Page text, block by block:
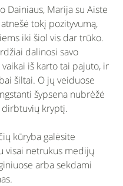
Dainiaus, Marija su Aiste
tokį pozityvumą,
iki šiol vis dar trūko.
dalinosi savo
iš karto tai pajuto, ir
šiltai. O jų veiduose
šypsena nubrėžė
dirbtuvių kryptį.
kūryba galėsite
visai netrukus medijų
arba sekdami